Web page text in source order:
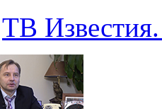
ТВ